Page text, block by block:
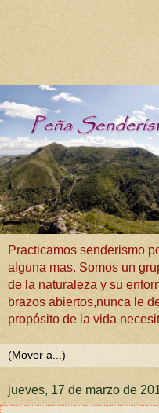
Practicamos senderismo
alguna mas. Somos un
de la naturaleza y su
brazos abiertos,nunca le
propósito de la vida
jueves, 17 de marzo de